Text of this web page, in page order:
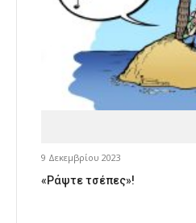
9 Δεκεμβρίου 2023
«Ράψτε τσέπες»!